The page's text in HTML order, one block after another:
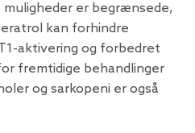
er begrænsede,
kan forhindre
aktivering og forbedret
fremtidige behandlinger
og sarkopeni er også